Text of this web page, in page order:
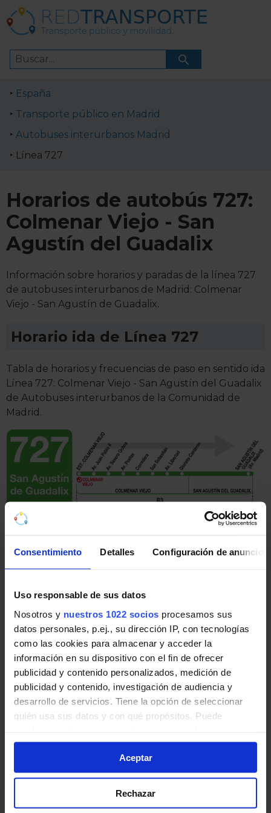
Consentimiento Detalles Configuración de anuncios
Uso responsable de sus datos
Nosotros y nuestros 1022 socios procesamos sus
datos personales, p.ej., su dirección IP, con tecnologías
como las cookies para almacenar y acceder la
información en su dispositivo con el fin de ofrecer
publicidad y contenido personalizados, medición de
publicidad y contenido, investigación de audiencia y
desarrollo de servicios. Tiene la opción de seleccionar
quién usa sus datos y con qué propósitos. Puede
momento desde la Declaración de cookies o clicando en
el Menú de consentimiento.
Si lo permite, también quisiéramos:
Recopilar información sobre su ubicación
Aceptar
Rechazar
España
Transporte público en Madrid
Autobuses interurbanos Madrid
Línea 727
Horarios de autobús 727:
Colmenar Viejo - San
Agustín del Guadalix
Información sobre horarios y paradas de la línea 727
de autobuses interurbanos de Madrid: Colmenar
Viejo - San Agustín de Guadalix.
Horario ida de Línea 727
Tabla de horarios y frecuencias de paso en sentido ida
Línea 727: Colmenar Viejo - San Agustín del Guadalix
de Autobuses interurbanos de la Comunidad de
Madrid.
Horario vuelta de Línea 727
Tabla de horarios y frecuencias de paso en sentido
vuelta Línea 727: Colmenar Viejo - San Agustín del
Guadalix de Autobuses interurbanos de la
Comunidad de Madrid.